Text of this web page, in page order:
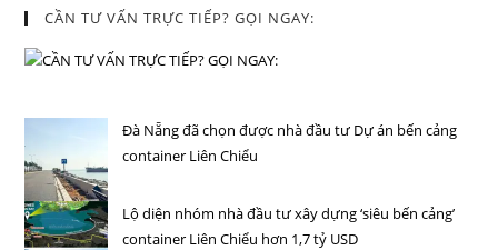
CẦN TƯ VẤN TRỰC TIẾP? GỌI NGAY:
Đà Nẵng đã chọn được nhà đầu tư Dự án bến cảng
container Liên Chiểu
Lộ diện nhóm nhà đầu tư xây dựng ‘siêu bến cảng’
container Liên Chiểu hơn 1,7 tỷ USD